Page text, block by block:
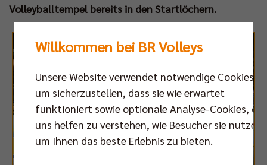
Volleyballtempel bereits in den Startlöchern.
Willkommen bei BR Volleys
Unsere Website verwendet notwendige Cookies,
um sicherzustellen, dass sie wie erwartet
funktioniert sowie optionale Analyse-Cookies, die
uns helfen zu verstehen, wie Besucher sie nutzen,
um Ihnen das beste Erlebnis zu bieten.